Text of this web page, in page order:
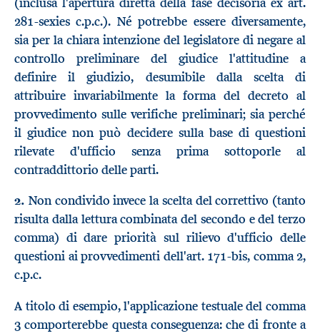
281-sexies c.p.c.). Né potrebbe essere diversamente,
sia per la chiara intenzione del legislatore di negare al
controllo preliminare del giudice l'attitudine a
definire il giudizio, desumibile dalla scelta di
attribuire invariabilmente la forma del decreto al
provvedimento sulle verifiche preliminari; sia perché
il giudice non può decidere sulla base di questioni
rilevate d'ufficio senza prima sottoporle al
contraddittorio delle parti.
2. Non condivido invece la scelta del correttivo (tanto
risulta dalla lettura combinata del secondo e del terzo
comma) di dare priorità sul rilievo d'ufficio delle
questioni ai provvedimenti dell'art. 171-bis, comma 2,
c.p.c.
A titolo di esempio, l'applicazione testuale del comma
3 comporterebbe questa conseguenza: che di fronte a